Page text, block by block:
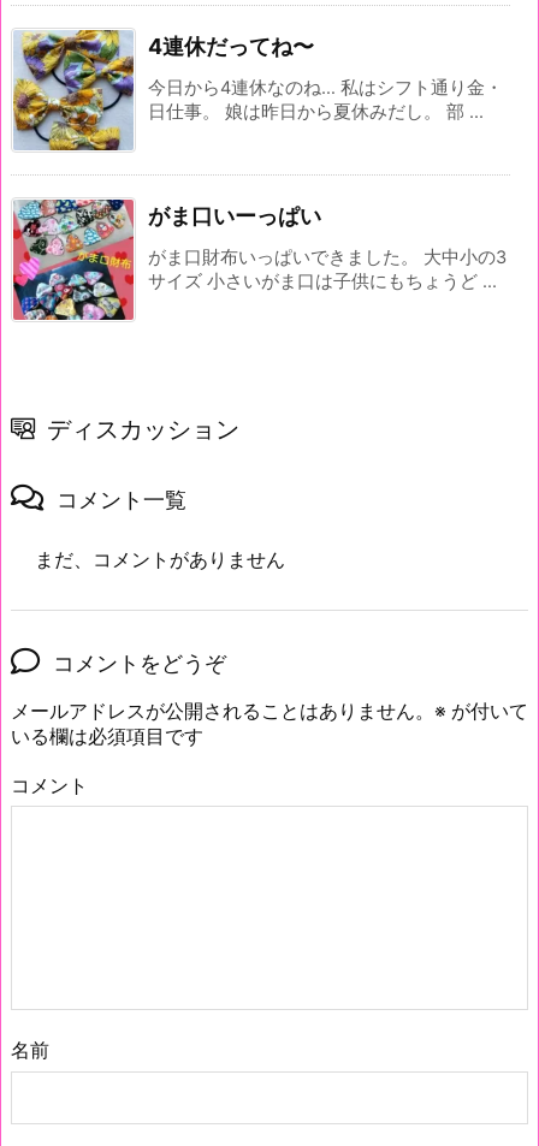
4連休だってね〜
今日から4連休なのね… 私はシフト通り金・
日仕事。 娘は昨日から夏休みだし。 部 ...
がま口いーっぱい
がま口財布いっぱいできました。 大中小の3
サイズ 小さいがま口は子供にもちょうど ...
ディスカッション
コメント一覧
まだ、コメントがありません
コメントをどうぞ
メールアドレスが公開されることはありません。 ※ が付いて
いる欄は必須項目です
コメント
名前